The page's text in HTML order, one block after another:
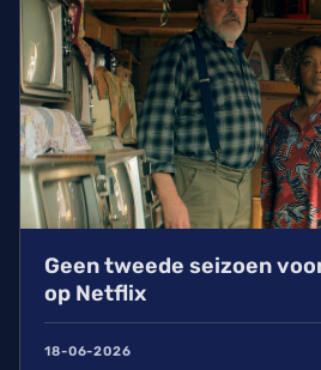
Geen tweede seizoen
op Netflix
18-06-2026